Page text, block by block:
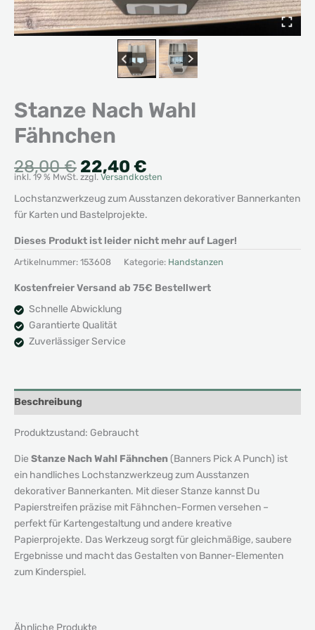
Stanze Nach Wahl
Fähnchen
28,00€ Ursprünglicher
Preis
war:
28,00 €
22,40 €
Preis
ist:
22,40 €.
inkl. 19 % MwSt. zzgl. Versandkosten
Lochstanzwerkzeug zum Ausstanzen dekorativer Bannerkanten
für Karten und Bastelprojekte.
Dieses Produkt ist leider nicht mehr auf Lager!
Artikelnummer: 153608 Kategorie: Handstanzen
Kostenfreier Versand ab 75€ Bestellwert
Schnelle Abwicklung
Garantierte Qualität
Zuverlässiger Service
Beschreibung
Produktzustand: Gebraucht
Die Stanze Nach Wahl Fähnchen (Banners Pick A Punch) ist
ein handliches Lochstanzwerkzeug zum Ausstanzen
dekorativer Bannerkanten. Mit dieser Stanze kannst Du
Papierstreifen präzise mit Fähnchen-Formen versehen –
perfekt für Kartengestaltung und andere kreative
Papierprojekte. Das Werkzeug sorgt für gleichmäßige, saubere
Ergebnisse und macht das Gestalten von Banner-Elementen
zum Kinderspiel.